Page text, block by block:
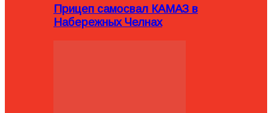
Прицеп самосвал КАМАЗ в
Набережных Челнах